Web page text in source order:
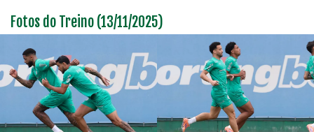
Fotos do Treino (13/11/2025)